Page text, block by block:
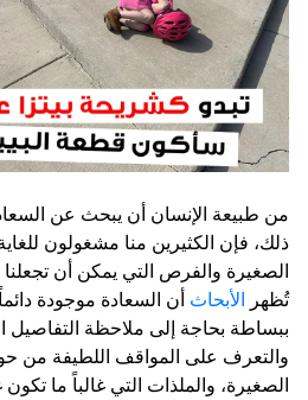
من طبيعة الإنسان أن يبحث عن
ذلك، فإن الكثيرين منا مشغولون
الصغيرة والفرص التي يمكن أن
تُظهر
الأبحاث أن السعادة موجودة
ببساطة بحاجة إلى ملاحظة التفاصيل
والتعرف على المواقف اللطيفة من
الصغيرة، والملذات التي غالباً ما